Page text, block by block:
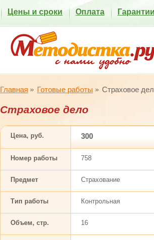
Цены и сроки Оплата Гарантии
Главная Готовые работы Страховое
Страховое дело
Цена, руб. 300
Номер работы 758
Предмет Страхование
Тип работы Контрольная
Объем, стр. 16